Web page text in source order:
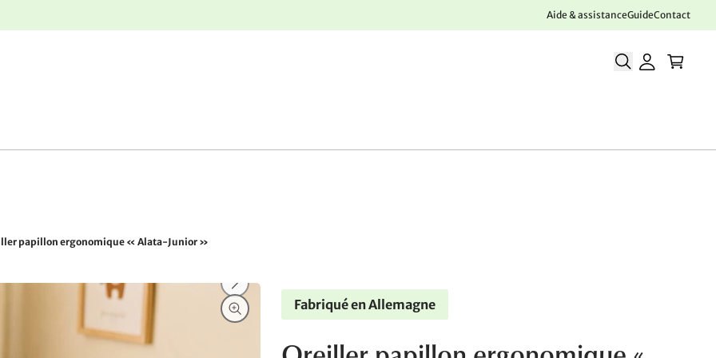
Aide & assistanceGuideContact
papillon ergonomique « Alata-Junior »
Fabriqué en Allemagne